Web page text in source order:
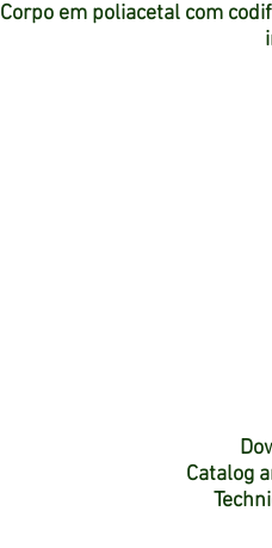
Corpo em poliacetal com
Catalog